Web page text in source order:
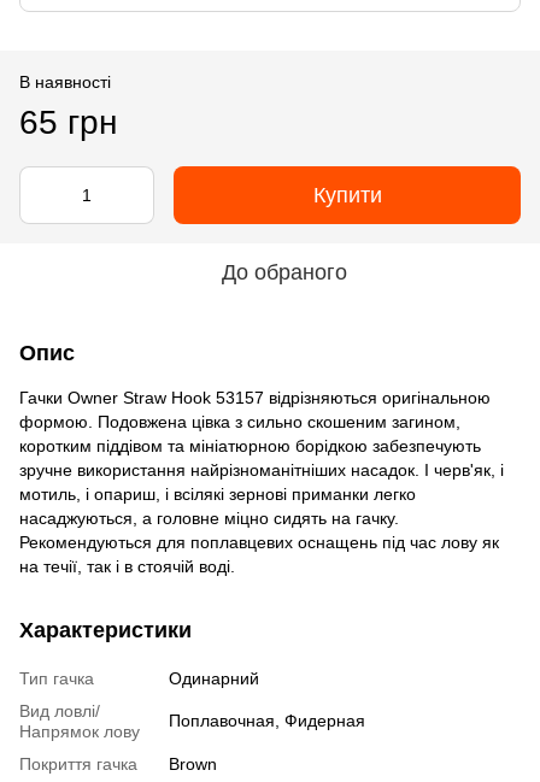
В наявності
65 грн
Купити
До обраного
Опис
Гачки Owner Straw Hook 53157 відрізняються оригінальною
формою. Подовжена цівка з сильно скошеним загином,
коротким піддівом та мініатюрною борідкою забезпечують
зручне використання найрізноманітніших насадок. І черв'як, і
мотиль, і опариш, і всілякі зернові приманки легко
насаджуються, а головне міцно сидять на гачку.
Рекомендуються для поплавцевих оснащень під час лову як
на течії, так і в стоячій воді.
Характеристики
Тип гачка
Одинарний
Вид ловлі/
Напрямок лову
Поплавочная, Фидерная
Покриття гачка
Brown